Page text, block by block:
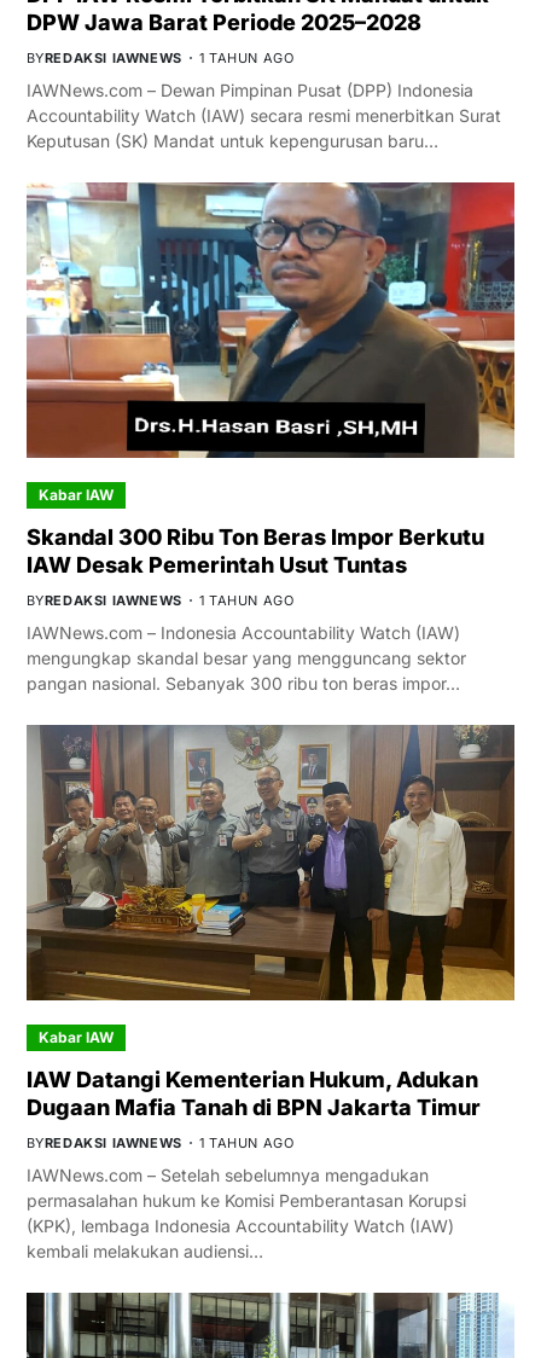
DPW Jawa Barat Periode 2025–2028
BYREDAKSI IAWNEWS 1 TAHUN AGO
IAWNews.com – Dewan Pimpinan Pusat (DPP) Indonesia
Accountability Watch (IAW) secara resmi menerbitkan Surat
Keputusan (SK) Mandat untuk kepengurusan baru…
Kabar IAW
Skandal 300 Ribu Ton Beras Impor Berkutu
IAW Desak Pemerintah Usut Tuntas
BYREDAKSI IAWNEWS 1 TAHUN AGO
IAWNews.com – Indonesia Accountability Watch (IAW)
mengungkap skandal besar yang mengguncang sektor
pangan nasional. Sebanyak 300 ribu ton beras impor…
Kabar IAW
IAW Datangi Kementerian Hukum, Adukan
Dugaan Mafia Tanah di BPN Jakarta Timur
BYREDAKSI IAWNEWS 1 TAHUN AGO
IAWNews.com – Setelah sebelumnya mengadukan
permasalahan hukum ke Komisi Pemberantasan Korupsi
(KPK), lembaga Indonesia Accountability Watch (IAW)
kembali melakukan audiensi…